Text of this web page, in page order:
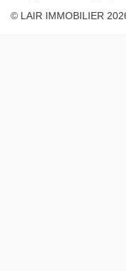
© LAIR IMMOBILIER